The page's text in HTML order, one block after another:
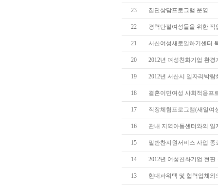
23 집단상담프로그램 운영
22 경력단절여성들을 위한
21 서산여성새로일하기센터
20 2012년 여성친화기업 환
19 2012년 서산시 일자리박람
18 결혼이민여성 사회적응프
17 직장체험프로그램(새일여
16 관내 지역아동센터와의
15 밑반찬지원서비스 사업 종
14 2012년 여성친화기업 현판
13 현대파워텍 및 협력업체